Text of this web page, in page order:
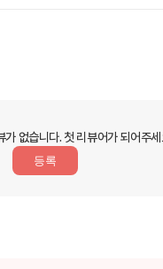
가 없습니다. 첫 리뷰어가 되어주세
등록